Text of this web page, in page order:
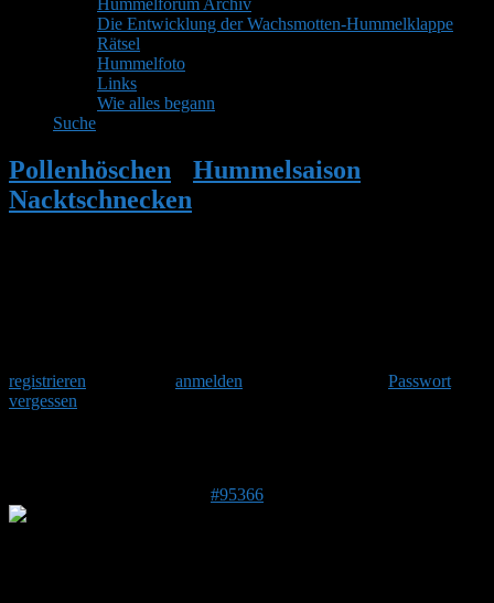
Hummelforum Archiv
Die Entwicklung der Wachsmotten-Hummelklappe
Rätsel
Hummelfoto
Links
Wie alles begann
Suche
Pollenhöschen Hummelsaison
Nacktschnecken
registrieren
anmelden
Passwort
vergessen
#95366